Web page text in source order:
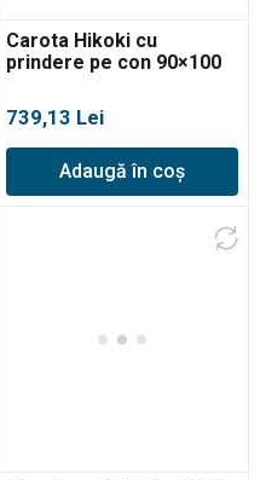
Carota Hikoki cu
prindere pe con 90×100
739,13 Lei
Adaugă în coș